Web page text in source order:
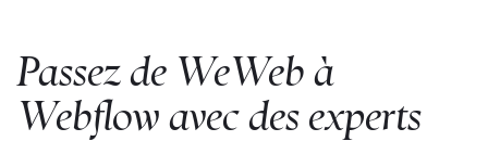
Passez de WeWeb à
Webflow avec des experts